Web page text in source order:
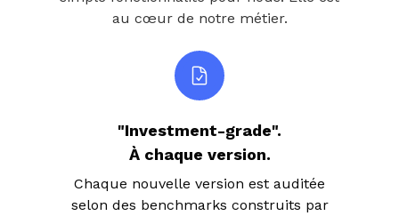
au cœur de notre métier.
"Investment-grade".
À chaque version.
Chaque nouvelle version est auditée
selon des benchmarks construits par